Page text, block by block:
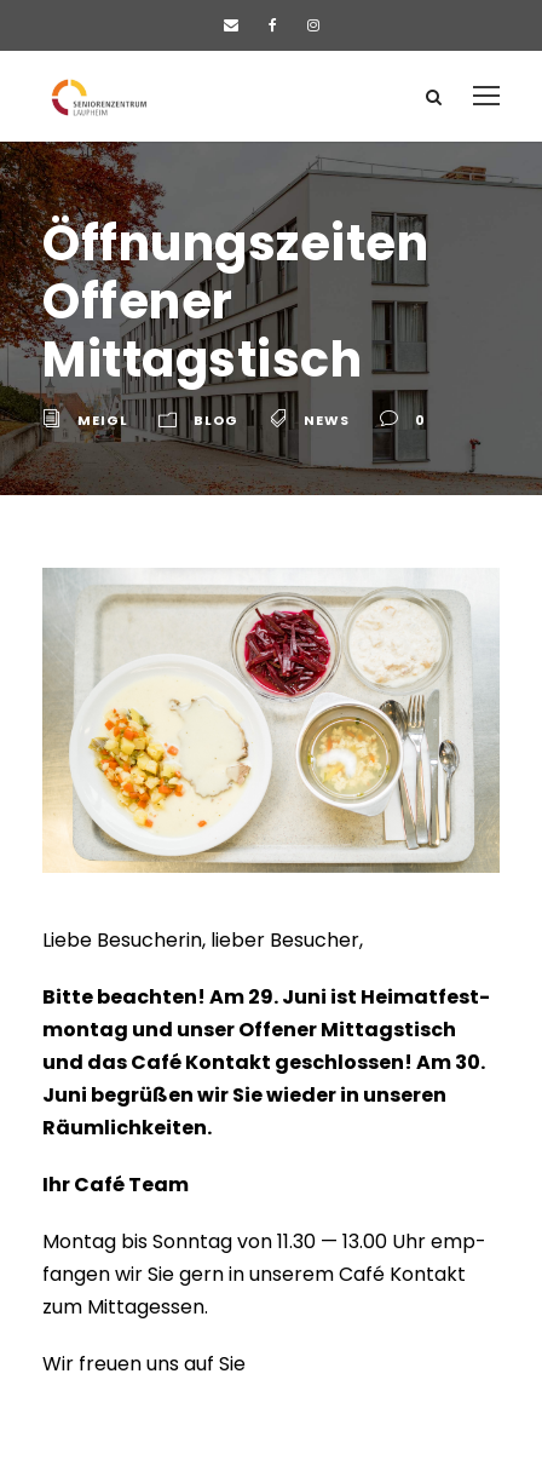
Öff­nungs­zei­ten
Offe­ner
Mittagstisch
MEIGL BLOG NEWS 0
Lie­be Besu­che­rin, lie­ber Besucher,
Bit­te beach­ten! Am 29. Juni ist Hei­mat­fest­
mon­tag und unser Offe­ner Mit­tags­tisch
und das Café Kon­takt geschlos­sen! Am 30.
Juni begrü­ßen wir Sie wie­der in unse­ren
Räumlichkeiten.
Ihr Café Team
Mon­tag bis Sonn­tag von 11.30 — 13.00 Uhr emp­
fan­gen wir Sie gern in unse­rem Café Kon­takt
zum Mittagessen.
Wir freu­en uns auf Sie